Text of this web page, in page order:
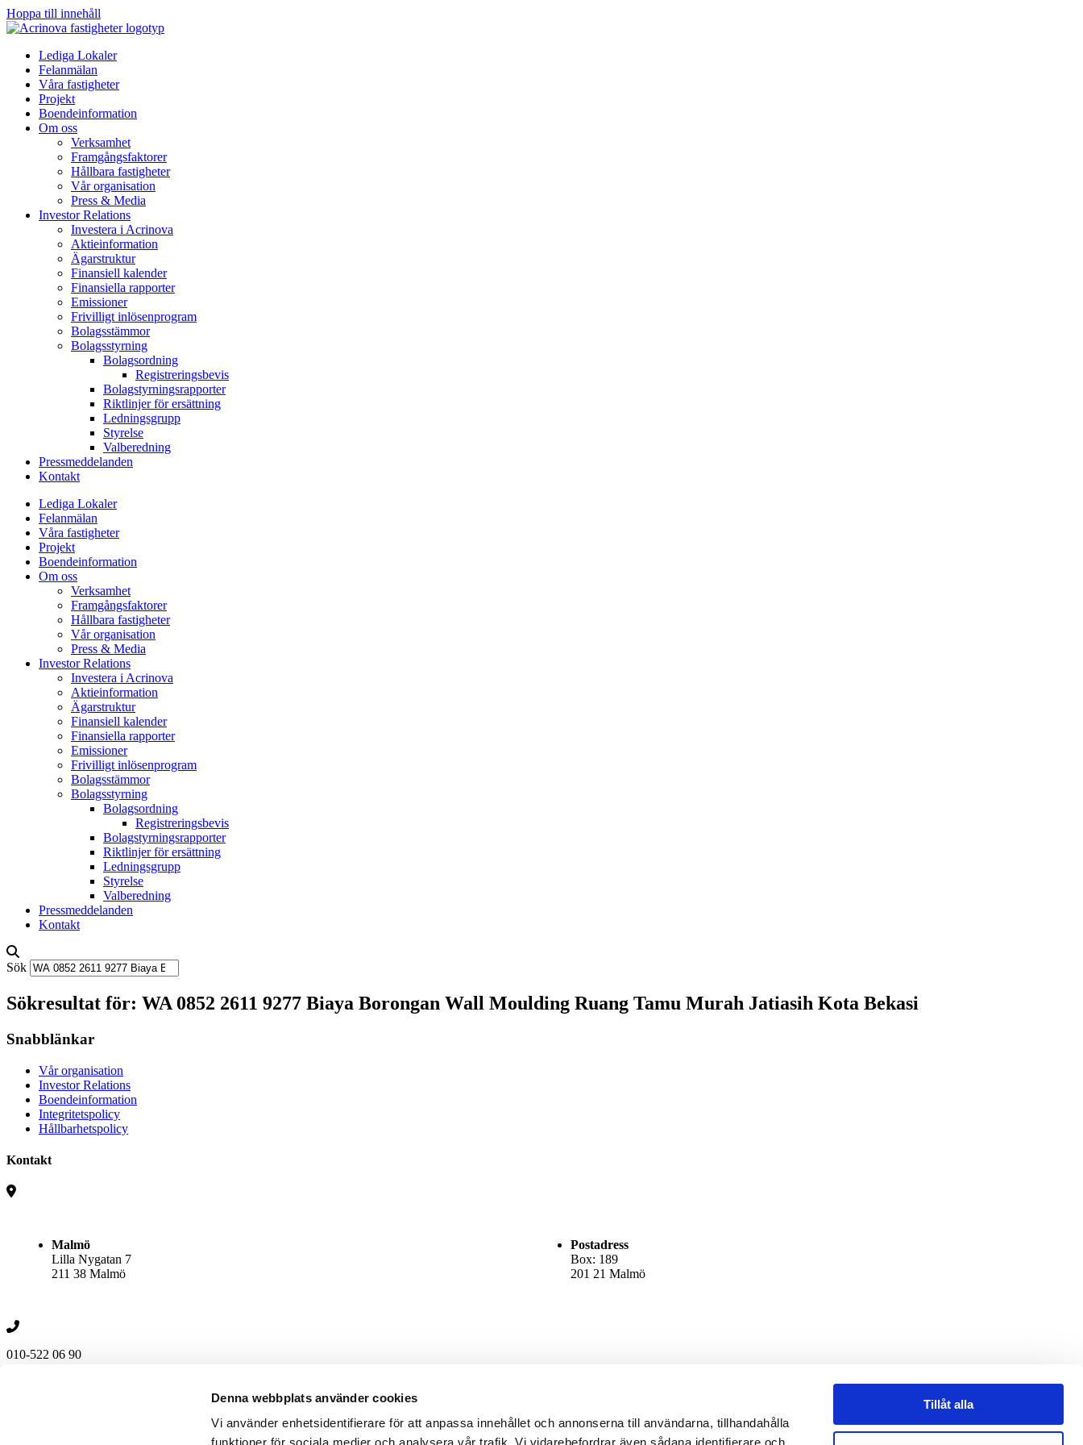
Denna webbplats använder cookies
Vi använder enhetsidentifierare för att anpassa innehållet och annonserna till användarna, tillhandahålla
Tillåt alla
Hoppa till innehåll
Lediga Lokaler
Felanmälan
Våra fastigheter
Projekt
Boendeinformation
Om oss
Verksamhet
Framgångsfaktorer
Hållbara fastigheter
Vår organisation
Press & Media
Investor Relations
Investera i Acrinova
Aktieinformation
Ägarstruktur
Finansiell kalender
Finansiella rapporter
Emissioner
Frivilligt inlösenprogram
Bolagsstämmor
Bolagsstyrning
Bolagsordning
Registreringsbevis
Bolagstyrningsrapporter
Riktlinjer för ersättning
Ledningsgrupp
Styrelse
Valberedning
Pressmeddelanden
Kontakt
Lediga Lokaler
Felanmälan
Våra fastigheter
Projekt
Boendeinformation
Om oss
Verksamhet
Framgångsfaktorer
Hållbara fastigheter
Vår organisation
Press & Media
Investor Relations
Investera i Acrinova
Aktieinformation
Ägarstruktur
Finansiell kalender
Finansiella rapporter
Emissioner
Frivilligt inlösenprogram
Bolagsstämmor
Bolagsstyrning
Bolagsordning
Registreringsbevis
Bolagstyrningsrapporter
Riktlinjer för ersättning
Ledningsgrupp
Styrelse
Valberedning
Pressmeddelanden
Kontakt
Sök
Sökresultat för: WA 0852 2611 9277 Biaya Borongan Wall Moulding Ruang Tamu Murah Jatiasih Kota Bekasi
Snabblänkar
Vår organisation
Investor Relations
Boendeinformation
Integritetspolicy
Hållbarhetspolicy
Kontakt
Malmö
Lilla Nygatan 7
211 38 Malmö
Postadress
Box: 189
201 21 Malmö
010-522 06 90